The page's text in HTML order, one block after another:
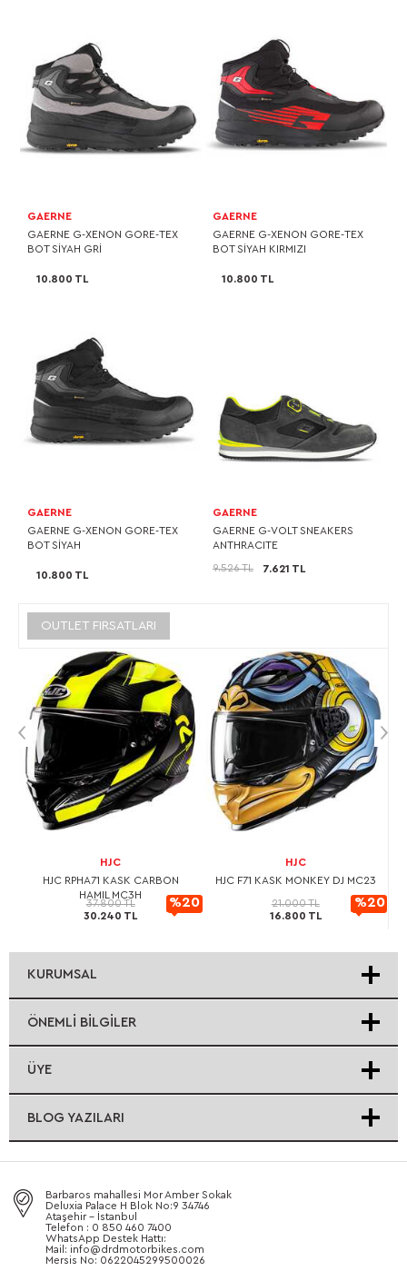
GAERNE
GAERNE G-XENON GORE-TEX
BOT SİYAH GRİ
10.800 TL
GAERNE
GAERNE G-XENON GORE-TEX
BOT SİYAH KIRMIZI
10.800 TL
GAERNE
GAERNE G-XENON GORE-TEX
BOT SİYAH
10.800 TL
GAERNE
GAERNE G-VOLT SNEAKERS
ANTHRACITE
9.526 TL 7.621 TL
OUTLET FIRSATLARI
HJC
HJC RPHA71 KASK CARBON
HAMIL MC3H
37.800 TL
30.240 TL
%20
İndirimli
HJC
HJC F71 KASK MONKEY DJ MC23
21.000 TL
16.800 TL
%20
İndirimli
KURUMSAL
ÖNEMLI BILGILER
ÜYE
BLOG YAZILARI
Barbaros mahallesi Mor Amber Sokak
Deluxia Palace H Blok No:9 34746
Ataşehir - İstanbul
Telefon : 0 850 460 7400
WhatsApp Destek Hattı:
Mail: info@drdmotorbikes.com
Mersis No: 0622045299500026